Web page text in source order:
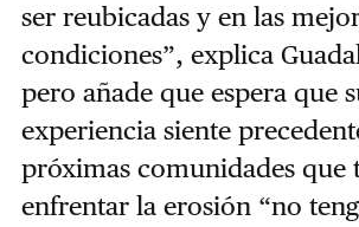
ser reubicadas y en las
condiciones”, explica
pero añade que espera que
experiencia siente
próximas comunidades que
enfrentar la erosión “no